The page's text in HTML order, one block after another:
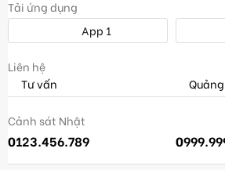
Tải ứng dụng
App 1
Liên hệ
Tư vấn
Cảnh sát Nhật
0123.456.789